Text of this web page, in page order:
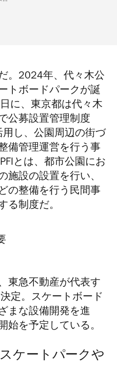
。2024年、代々木公
トボードパークが誕
に、東京都は代々木
公募設置管理制度
し、 公園周辺の街づ
備管理運営を行う事
とは、都市公園にお
施設の設置を行い、
の整備を行う民間事
る制度だ。
東急不動産が代表す
定。スケートボード
まな設備開発を進
始を予定している。
ケートパークや